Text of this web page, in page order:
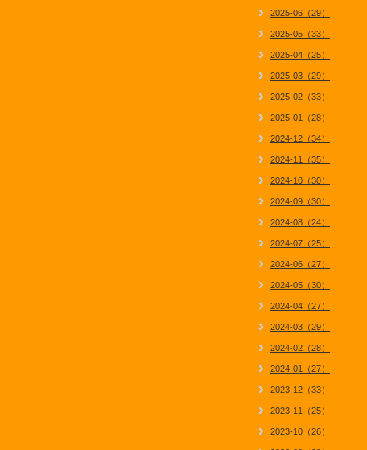
2025-06（29）
2025-05（33）
2025-04（25）
2025-03（29）
2025-02（33）
2025-01（28）
2024-12（34）
2024-11（35）
2024-10（30）
2024-09（30）
2024-08（24）
2024-07（25）
2024-06（27）
2024-05（30）
2024-04（27）
2024-03（29）
2024-02（28）
2024-01（27）
2023-12（33）
2023-11（25）
2023-10（26）